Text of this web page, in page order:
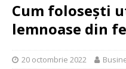
Cum folosești
lemnoase din
20 octombrie 2022